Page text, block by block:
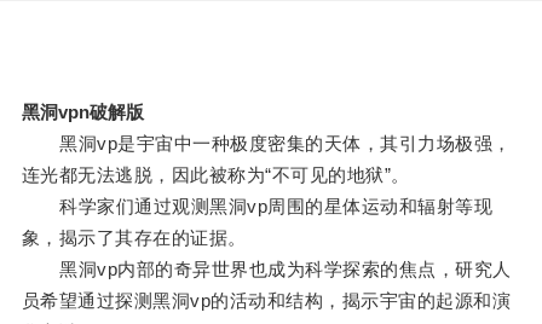
黑洞vpn破解版
黑洞vp是宇宙中一种极度密集的天体，其引力场极强，
连光都无法逃脱，因此被称为“不可见的地狱”。
科学家们通过观测黑洞vp周围的星体运动和辐射等现
象，揭示了其存在的证据。
黑洞vp内部的奇异世界也成为科学探索的焦点，研究人
员希望通过探测黑洞vp的活动和结构，揭示宇宙的起源和演